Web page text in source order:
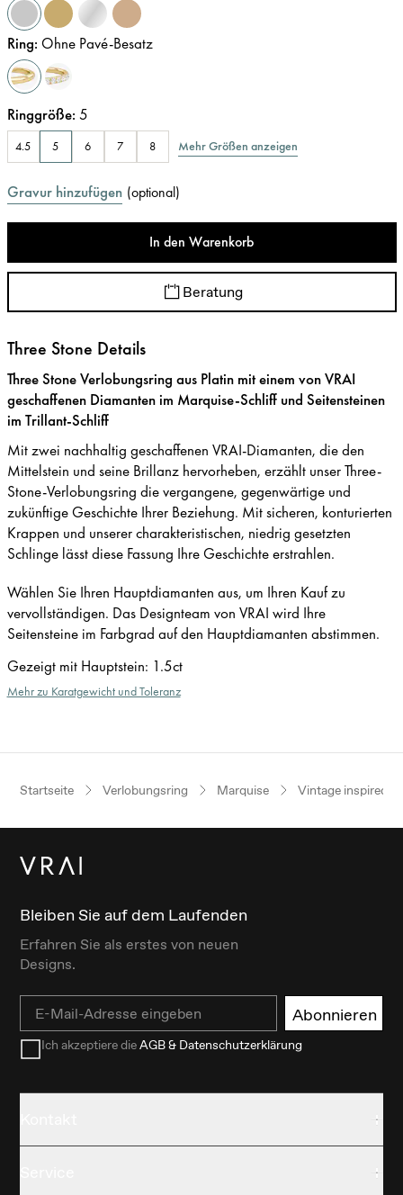
Ring: Ohne Pavé-Besatz
Ringgröße: 5
4.5 5 6 7 8 Mehr Größen anzeigen
Gravur hinzufügen (optional)
In den Warenkorb
Beratung
Three Stone Details
Three Stone Verlobungsring aus Platin mit einem von VRAI
geschaffenen Diamanten im Marquise-Schliff und Seitensteinen
im Trillant-Schliff
Mit zwei nachhaltig geschaffenen VRAI-Diamanten, die den
Mittelstein und seine Brillanz hervorheben, erzählt unser Three-
Stone-Verlobungsring die vergangene, gegenwärtige und
zukünftige Geschichte Ihrer Beziehung. Mit sicheren, konturierten
Krappen und unserer charakteristischen, niedrig gesetzten
Schlinge lässt diese Fassung Ihre Geschichte erstrahlen.
Wählen Sie Ihren Hauptdiamanten aus, um Ihren Kauf zu
vervollständigen. Das Designteam von VRAI wird Ihre
Seitensteine im Farbgrad auf den Hauptdiamanten abstimmen.
Gezeigt mit Hauptstein: 1.5ct
Mehr zu Karatgewicht und Toleranz
Startseite Verlobungsring Marquise Vintage inspired
Bleiben Sie auf dem Laufenden
Erfahren Sie als erstes von neuen
Designs.
Email Abonnieren
Ich akzeptiere dieAGB & Datenschutzerklärung